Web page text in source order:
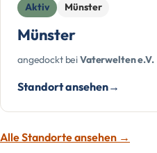
Aktiv Münster
Münster
angedockt beiVaterwelten e.V.
Standort ansehen
Alle Standorte ansehen →